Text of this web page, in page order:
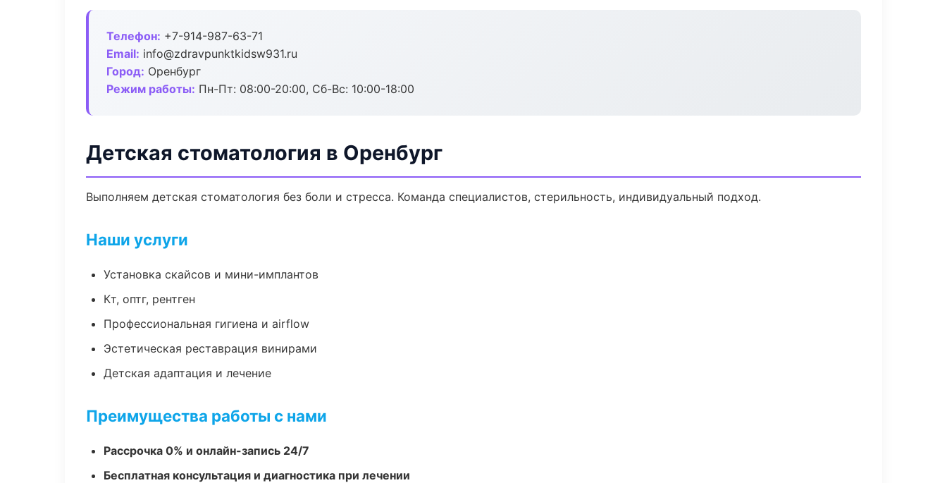
Телефон: +7-914-987-63-71
Email: info@zdravpunktkidsw931.ru
Город: Оренбург
Режим работы: Пн-Пт: 08:00-20:00, Сб-Вс: 10:00-18:00
Детская стоматология в Оренбург
Выполняем детская стоматология без боли и стресса. Команда специалистов, стерильность, индивидуальный подход.
Наши услуги
Установка скайсов и мини-имплантов
Кт, оптг, рентген
Профессиональная гигиена и airflow
Эстетическая реставрация винирами
Детская адаптация и лечение
Преимущества работы с нами
Рассрочка 0% и онлайн-запись 24/7
Бесплатная консультация и диагностика при лечении